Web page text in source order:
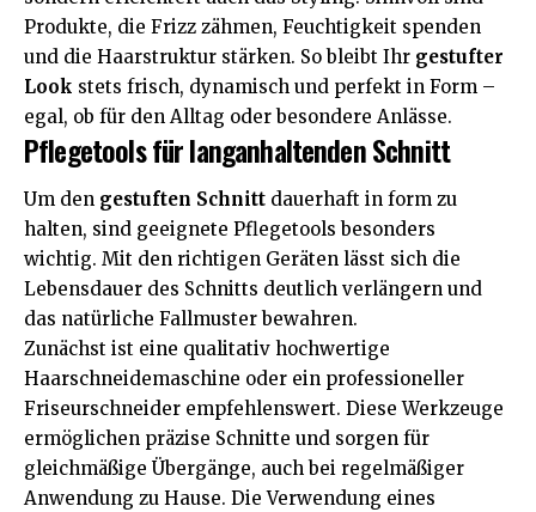
Produkte, die Frizz zähmen, Feuchtigkeit spenden
und die Haarstruktur stärken. So bleibt Ihr gestufter
Look stets frisch, dynamisch und perfekt in Form –
egal, ob für den Alltag oder besondere Anlässe.
Pflegetools für langanhaltenden Schnitt
Um den gestuften Schnitt dauerhaft in form zu
halten, sind geeignete Pflegetools besonders
wichtig. Mit den richtigen Geräten lässt sich die
Lebensdauer des Schnitts deutlich verlängern und
das natürliche Fallmuster bewahren.
Zunächst ist eine qualitativ hochwertige
Haarschneidemaschine oder ein professioneller
Friseurschneider empfehlenswert. Diese Werkzeuge
ermöglichen präzise Schnitte und sorgen für
gleichmäßige Übergänge, auch bei regelmäßiger
Anwendung zu Hause. Die Verwendung eines